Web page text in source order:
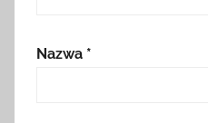
Nazwa *